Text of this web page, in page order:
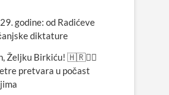
godine: od Radićeve
diktature
Željku Birkiću! 🇭🇷🏃‍♂️
pretvara u počast